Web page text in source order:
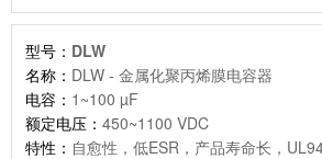
型号： DLW
名称： DLW - 金属化聚丙烯膜电容器
电容： 1~100 µF
额定电压： 450~1100 VDC
特性： 自愈性，低ESR，产品寿命长，